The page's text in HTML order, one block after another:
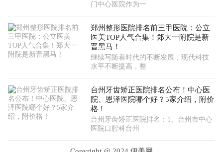
门中心医院作为一
郑州整形医院排名前三甲医院：公立
医美TOP人气合集！郑大一附院是新
晋黑马！
继续写随着时代的不断发展，现代科技
水平不断提高，整
台州牙齿矫正医院排名公布！中心医
院、恩泽医院哪个好？5家介绍，附价
格！
台州牙齿矫正医院排名：1、台州市中心
医院口腔科台州